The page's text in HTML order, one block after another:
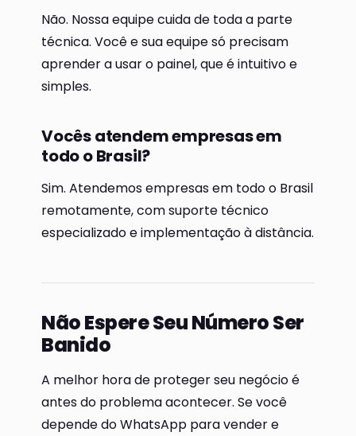
Não. Nossa equipe cuida de toda a parte
técnica. Você e sua equipe só precisam
aprender a usar o painel, que é intuitivo e
simples.
Vocês atendem empresas em
todo o Brasil?
Sim. Atendemos empresas em todo o Brasil
remotamente, com suporte técnico
especializado e implementação à distância.
Não Espere Seu Número Ser
Banido
A melhor hora de proteger seu negócio é
antes do problema acontecer. Se você
depende do WhatsApp para vender e